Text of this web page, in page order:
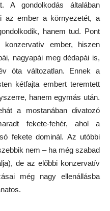
A gondolkodás általában
az ember a környezetét, a
hanem tud. Pont
ember, hiszen
nagyapái meg dédapái is,
óta változatlan. Ennek a
kétfajta embert teremtett
hanem egymás után.
a mostanában divatozó
fekete-fehér, ahol a
fekete dominál. Az utóbbi
nem – ha még szabad
de az előbbi konzervatív
még nagy ellenállásba